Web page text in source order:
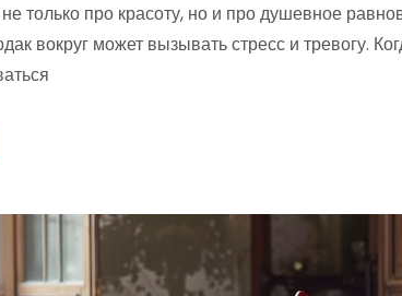
только про красоту, но и про душевное
вокруг может вызывать стресс и тревогу.